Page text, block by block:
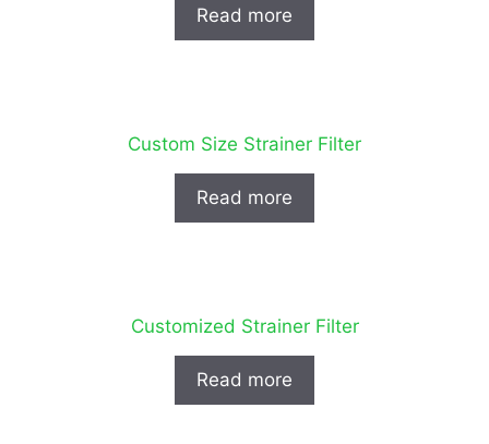
Read more
Custom Size Strainer Filter
Read more
Customized Strainer Filter
Read more